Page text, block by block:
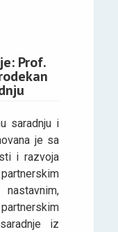
Prof.
saradnju i
je sa
i razvoja
iz